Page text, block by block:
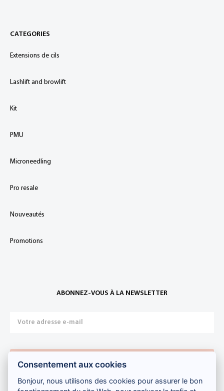
CATEGORIES
Extensions de cils
Lashlift and browlift
Kit
PMU
Microneedling
Pro resale
Nouveautés
Promotions
ABONNEZ-VOUS À LA NEWSLETTER
Je m'inscris
Consentement aux cookies
Bonjour, nous utilisons des cookies pour assurer le bon